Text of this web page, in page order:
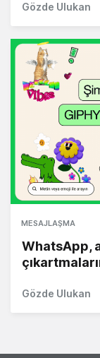
Gözde Ulukan
MESAJLAŞMA
WhatsApp,
Gözde Ulukan